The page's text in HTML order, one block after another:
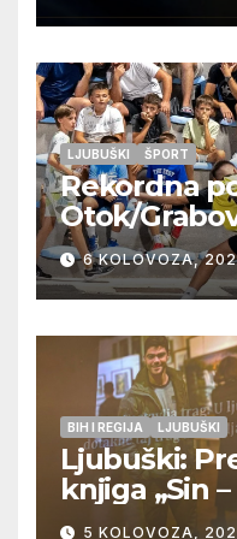
LJUBUŠKI ŠPORT
Rekordna
Otok/
Pregrađa u
Veljaci i
natjecanje
6 KOLOVOZA,
BIH I REGIJA LJUBUŠKI
Ljubuški:
knjiga „Sin
dr. sc.
5 KOLOVOZA,